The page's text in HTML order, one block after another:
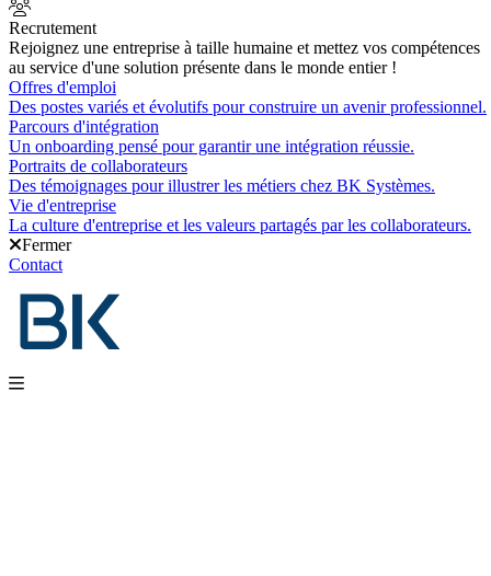
Recrutement
Rejoignez une entreprise à taille humaine et mettez vos compétences
au service d'une solution présente dans le monde entier !
Offres d'emploi
Des postes variés et évolutifs pour construire un avenir professionnel.
Parcours d'intégration
Un onboarding pensé pour garantir une intégration réussie.
Portraits de collaborateurs
Des témoignages pour illustrer les métiers chez BK Systèmes.
Vie d'entreprise
La culture d'entreprise et les valeurs partagés par les collaborateurs.
Fermer
Contact